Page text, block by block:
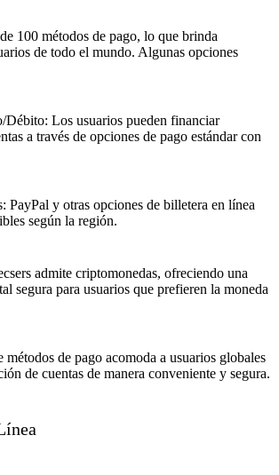
100 métodos de pago, lo que brinda
de todo el mundo. Algunas opciones
Débito: Los usuarios pueden financiar
a través de opciones de pago estándar con
PayPal y otras opciones de billetera en línea
según la región.
admite criptomonedas, ofreciendo una
segura para usuarios que prefieren la moneda
métodos de pago acomoda a usuarios globales
de cuentas de manera conveniente y segura.